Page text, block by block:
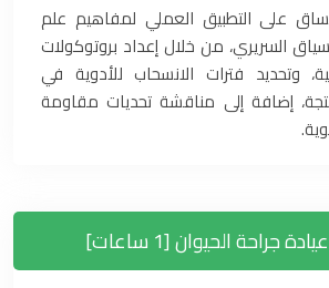
على التطبيق العملي لمفاهيم علم
السريري، من خلال إعداد بروتوكولات
وتحديد فترات الانسحاب للأدوية في
إضافة إلى مناقشة تحديات مقاومة